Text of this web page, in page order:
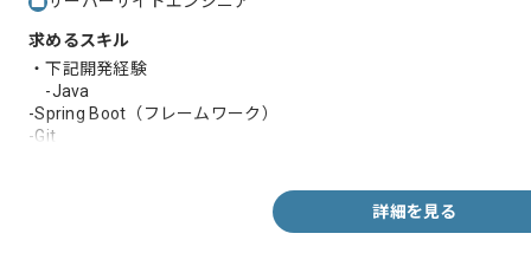
求めるスキル
・下記開発経験
-Java
-Spring Boot（フレームワーク）
-Git
詳細を見る